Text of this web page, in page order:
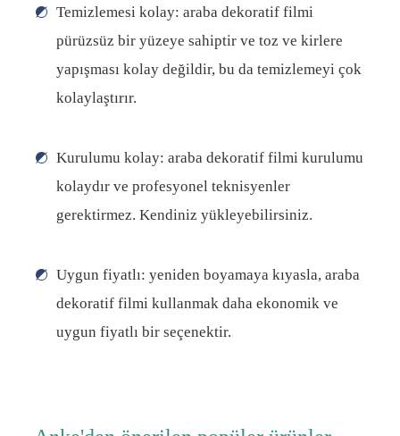
Temizlemesi kolay: araba dekoratif filmi
pürüzsüz bir yüzeye sahiptir ve toz ve kirlere
yapışması kolay değildir, bu da temizlemeyi çok
kolaylaştırır.
Kurulumu kolay: araba dekoratif filmi kurulumu
kolaydır ve profesyonel teknisyenler
gerektirmez. Kendiniz yükleyebilirsiniz.
Uygun fiyatlı: yeniden boyamaya kıyasla, araba
dekoratif filmi kullanmak daha ekonomik ve
uygun fiyatlı bir seçenektir.